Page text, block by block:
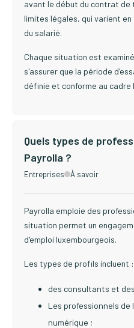
avant le début du contrat de
limites légales, qui varient
du salarié.
Chaque situation est
s'assurer que la période
définie et conforme au cadre
Quels types de
Payrolla ?
Entreprises À savoir
Payrolla emploie des
situation permet un
d'emploi luxembourgeois.
Les types de profils incluent :
des consultants et
Les professionnels
numérique ;